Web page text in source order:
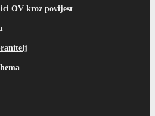
OV kroz povijest